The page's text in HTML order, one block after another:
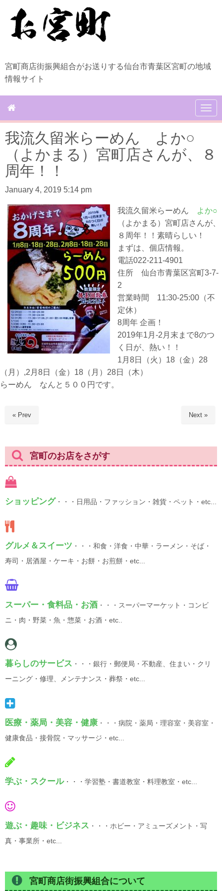
宮町商店街振興組合がお送りする仙台市青葉区宮町の地域
情報サイト
N
a
a
我流久留米らーめん よか○
（よかまる）宮町店さんが、８
周年！！
January 4, 2019 5:14 pm
我流久留米らーめん
よか○
（よかまる）宮町店さんが、
８周年！！素晴らしい！
まずは、個店情報。
電話022-211-4901
住所 仙台市青葉区宮町3-7-
2
営業時間 11:30-25:00（不
定休）
8周年 企画！
2019年1月-2月末まで8のつ
く日が、熱い！！
1月8日（火）18（金）28
（月）,2月8日（金）18（月）28日（木）
らーめん なんと５００円です。
« Prev Next »
宮町のお店をさがす
ショッピング ・・・日用品・ファッション・雑貨・ペット・etc...
グルメ＆スイーツ ・・・和食・洋食・中華・ラーメン・そば・
寿司・居酒屋・ケーキ・お餅・お煎餅・etc...
スーパー・食料品・お酒 ・・・スーパーマーケット・コンビ
ニ・肉・野菜・魚・惣菜・お酒・etc..
暮らしのサービス ・・・銀行・郵便局・不動産、住まい・クリ
ーニング・修理、メンテナンス・葬祭・etc...
医療・薬局・美容・健康 ・・・病院・薬局・理容室・美容室・
健康食品・接骨院・マッサージ・etc...
学ぶ・スクール・・・学習塾・書道教室・料理教室・etc...
遊ぶ・趣味・ビジネス ・・・ホビー・アミューズメント・写
真・事業所・etc...
宮町商店街振興組合について